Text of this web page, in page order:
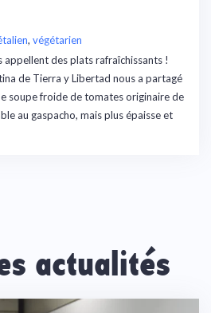
, végétarien
appellent des plats rafraîchissants !
de Tierra y Libertad nous a partagé
soupe froide de tomates originaire de
au gaspacho, mais plus épaisse et
actualités